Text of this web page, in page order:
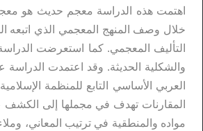
اهتمت هذه الدراسة معجم حديث هو
خلال وصف المنهج المعجمي الذي اتبعه
التأليف المعجمي. كما استعرضت
والشكلية الحديثة. وقد اعتمدت الدراسة
العربي الأساسي التابع للمنظمة
المقارنات تهدف في مجملها إلى الكشف
مواده والمنطقية في ترتيب المعاني،